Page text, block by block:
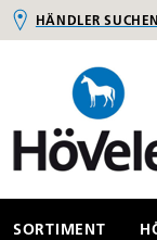
Zur
HÄNDLER SUCHEN
SORTIMENT